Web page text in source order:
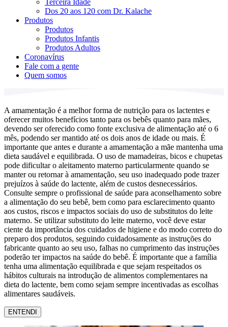
Terceira Idade
Dos 20 aos 120 com Dr. Kalache
Produtos
Produtos
Produtos Infantis
Produtos Adultos
Coronavírus
Fale com a gente
Quem somos
A amamentação é a melhor forma de nutrição para os lactentes e
oferecer muitos benefícios tanto para os bebês quanto para mães,
devendo ser oferecido como fonte exclusiva de alimentação até o 6
mês, podendo ser mantido até os dois anos de idade ou mais. É
importante que antes e durante a amamentação a mãe mantenha uma
dieta saudável e equilibrada. O uso de mamadeiras, bicos e chupetas
pode dificultar o aleitamento materno particularmente quando se
manter ou retornar à amamentação, seu uso inadequado pode trazer
prejuízos à saúde do lactente, além de custos desnecessários.
Consulte sempre o profissional de saúde para aconselhamento sobre
a alimentação do seu bebê, bem como para esclarecimento quanto
aos custos, riscos e impactos sociais do uso de substitutos do leite
materno. Se utilizar substituto do leite materno, você deve estar
ciente da importância dos cuidados de higiene e do modo correto do
preparo dos produtos, seguindo cuidadosamente as instruções do
fabricante quanto ao seu uso, falhas no cumprimento das instruções
poderão ter impactos na saúde do bebê. É importante que a família
tenha uma alimentação equilibrada e que sejam respeitados os
hábitos culturais na introdução de alimentos complementares na
dieta do lactente, bem como sejam sempre incentivadas as escolhas
alimentares saudáveis.
ENTENDI